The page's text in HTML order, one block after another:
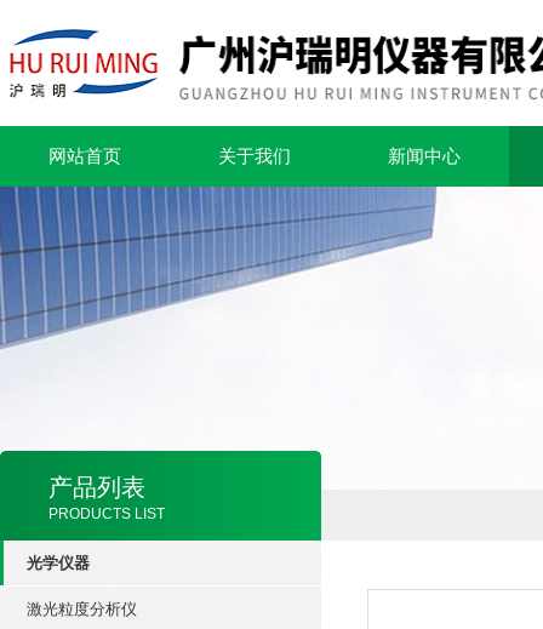
网站首页 关于我们 新闻中心
产品列表
PRODUCTS LIST
光学仪器
激光粒度分析仪